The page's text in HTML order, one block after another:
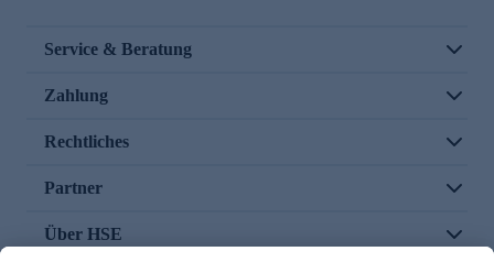
Service & Beratung
Zahlung
Rechtliches
Partner
Über HSE